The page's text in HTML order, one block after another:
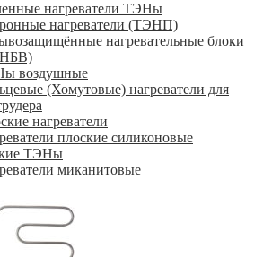
нагреватели ТЭНы
нагреватели (ТЭНП)
нагревательные блоки
воздушные
(Хомутовые) нагреватели для
нагреватели
плоские силиконовые
ТЭНы
миканитовые